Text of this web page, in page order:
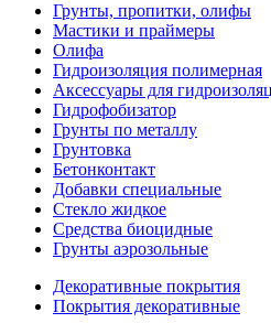
Грунты, пропитки, олифы
Мастики и праймеры
Олифа
Гидроизоляция полимерная
Аксессуары для
Гидрофобизатор
Грунты по металлу
Грунтовка
Бетонконтакт
Добавки специальные
Стекло жидкое
Средства биоцидные
Грунты аэрозольные
Декоративные покрытия
Покрытия декоративные